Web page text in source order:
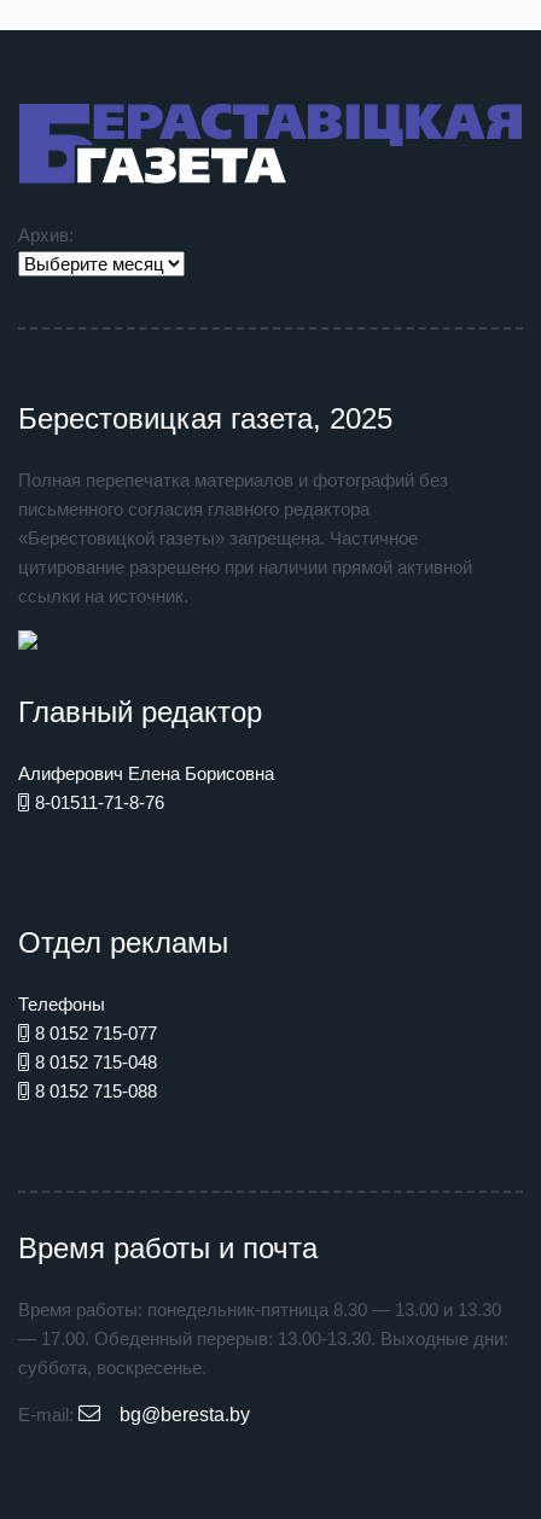
Архив:
Берестовицкая газета, 2025
Полная перепечатка материалов и фотографий без
письменного согласия главного редактора
«Берестовицкой газеты» запрещена. Частичное
цитирование разрешено при наличии прямой активной
ссылки на источник.
Главный редактор
Алиферович Елена Борисовна
8-01511-71-8-76
Отдел рекламы
Телефоны
8 0152 715-077
8 0152 715-048
8 0152 715-088
Время работы и почта
Время работы: понедельник-пятница 8.30 — 13.00 и 13.30
— 17.00. Обеденный перерыв: 13.00-13.30. Выходные дни:
суббота, воскресенье.
E-mail: bg@beresta.by